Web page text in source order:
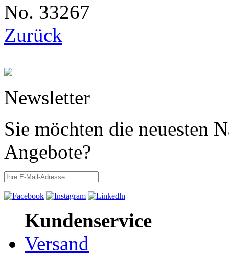
No. 33267
Zurück
Newsletter
Sie möchten die neuesten
Angebote?
Kundenservice
Versand